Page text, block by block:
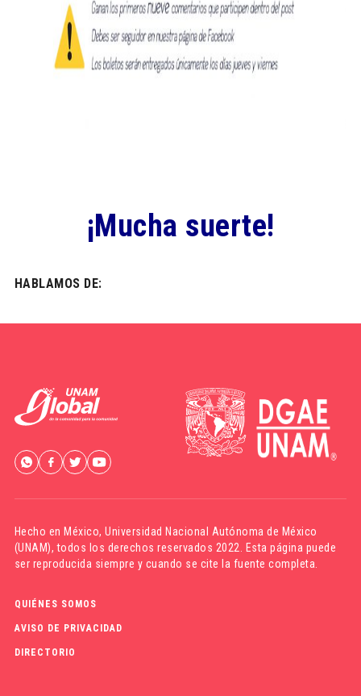
¡Mucha suerte!
HABLAMOS DE:
Hecho en México,Universidad Nacional Autónoma de México
(UNAM), todos los derechos reservados 2022. Esta página puede
ser reproducida siempre y cuando se cite la fuente completa.
QUIÉNES SOMOS
AVISO DE PRIVACIDAD
DIRECTORIO